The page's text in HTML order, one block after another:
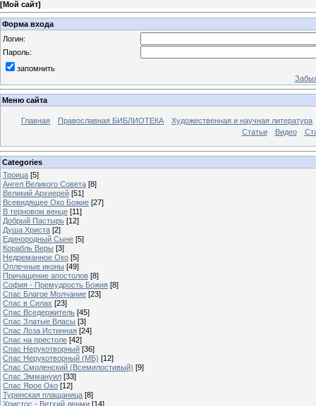
[Мой сайт]
Форма входа
Логин:
Пароль:
запомнить
Меню сайта
Главная Православная БИБЛИОТЕКА
Художественная и научная литература
Статьи
Видео
Categories
Троица [5]
Ангел Великого Совета [8]
Великий Архиерей [51]
Всевидящее Око Божие [27]
В терновом венце [11]
Добрый Пастырь [12]
Душа Христа [2]
Единородный Сыне [5]
Корабль Веры [3]
Недреманное Око [5]
Оплечные иконы [49]
Причащение апостолов [8]
София - Премудрость Божия [8]
Спас Благое Молчание [23]
Спас в Силах [23]
Спас Вседержитель [45]
Спас Златые Власы [3]
Спас Лоза Истинная [24]
Спас на престоле [42]
Спас Нерукотворный [36]
Спас Нерукотворный (МБ) [12]
Спас Смоленский (Всемилостивый) [9]
Спас Эммануил [33]
Спас Ярое Око [12]
Туринская плащаница [8]
Христос - Ветхий денми [14]